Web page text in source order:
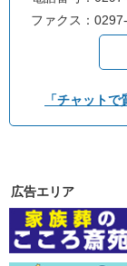
ファクス：
「チャットで
広告エリア